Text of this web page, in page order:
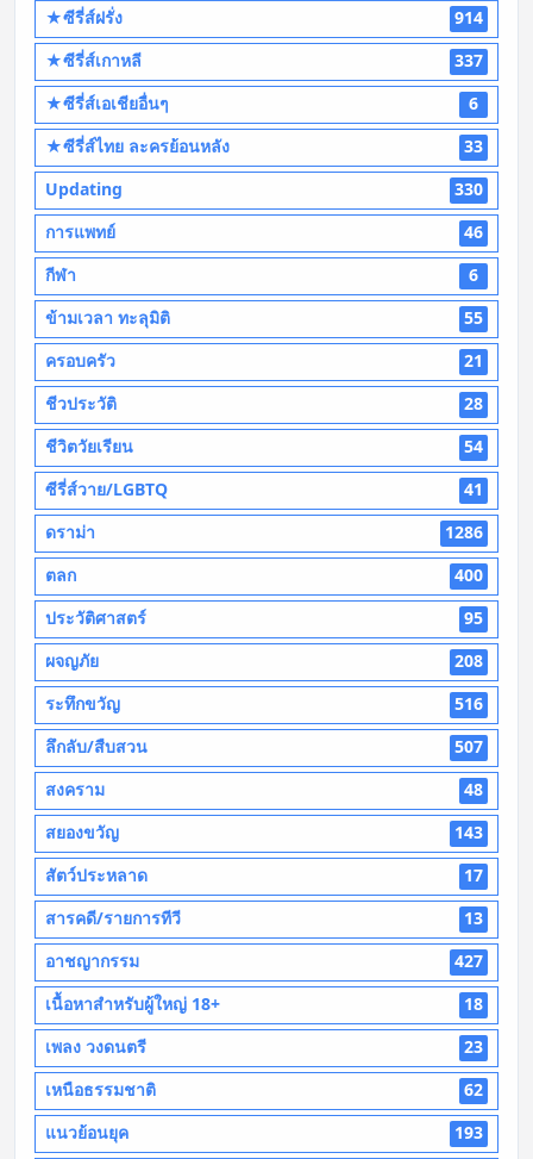
★ซีรี่ส์ฝรั่ง
914
★ซีรี่ส์เกาหลี
337
★ซีรี่ส์เอเชียอื่นๆ
6
★ซีรี่ส์ไทย ละครย้อนหลัง
33
Updating
330
การแพทย์
46
กีฬา
6
ข้ามเวลา ทะลุมิติ
55
ครอบครัว
21
ชีวประวัติ
28
ชีวิตวัยเรียน
54
ซีรี่ส์วาย/LGBTQ
41
ดราม่า
1286
ตลก
400
ประวัติศาสตร์
95
ผจญภัย
208
ระทึกขวัญ
516
ลึกลับ/สืบสวน
507
สงคราม
48
สยองขวัญ
143
สัตว์ประหลาด
17
สารคดี/รายการทีวี
13
อาชญากรรม
427
เนื้อหาสำหรับผู้ใหญ่ 18+
18
เพลง วงดนตรี
23
เหนือธรรมชาติ
62
แนวย้อนยุค
193